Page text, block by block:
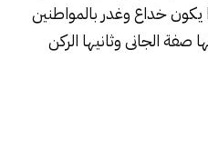
خداع وغدر بالمواطنين
صفة الجانى وثانيها الركن